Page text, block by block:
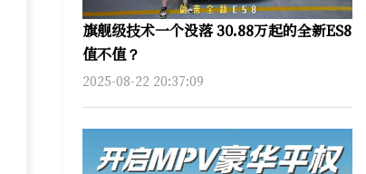
旗舰级技术一个没落 30.88万起的全新ES8
值不值？
2025-08-22 20:37:09